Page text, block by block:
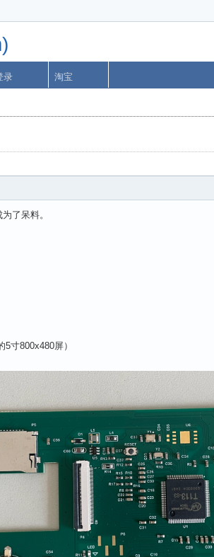
录 淘宝
了呆料。
寸800x480屏）